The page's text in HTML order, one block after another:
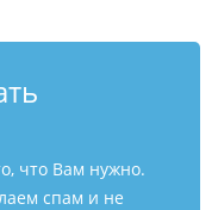
что Вам нужно.
спам и не